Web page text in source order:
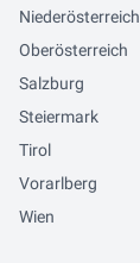
Niederösterreich
Oberösterreich
Salzburg
Steiermark
Tirol
Vorarlberg
Wien